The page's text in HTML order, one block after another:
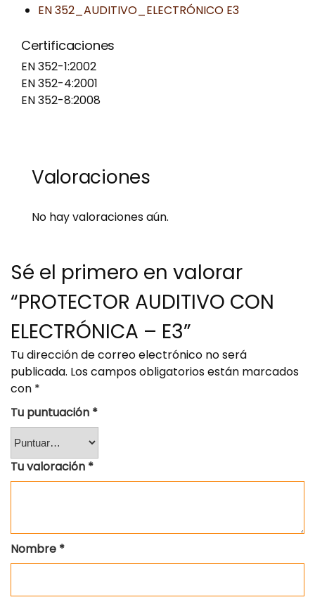
EN 352_AUDITIVO_ELECTRÓNICO E3
Certificaciones
EN 352-1:2002
EN 352-4:2001
EN 352-8:2008
Valoraciones
No hay valoraciones aún.
Sé el primero en valorar
“PROTECTOR AUDITIVO CON
ELECTRÓNICA – E3”
Tu dirección de correo electrónico no será
publicada. Los campos obligatorios están marcados
con *
Tu puntuación *
Tu valoración *
Nombre *